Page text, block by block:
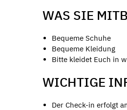
WAS SIE
Bequeme Schuhe
Bequeme Kleidung
Bitte kleidet Euch in
WICHTIGE
Der Check-in erfolgt